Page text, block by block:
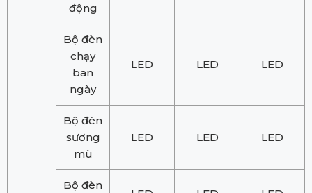
động
Bộ đèn
chạy
ban
ngày
LED LED LED
Bộ đèn
sương
mù
LED LED LED
Bộ đèn